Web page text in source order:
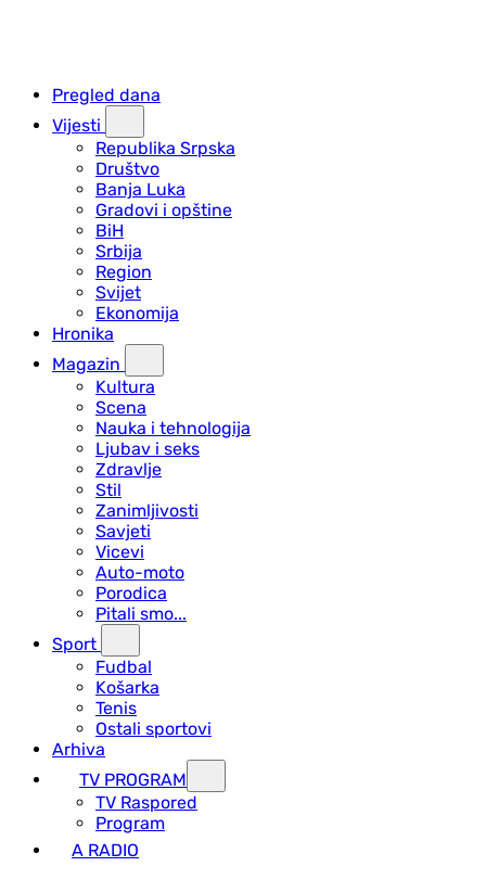
Pregled dana
Vijesti
Republika Srpska
Društvo
Banja Luka
Gradovi i opštine
BiH
Srbija
Region
Svijet
Ekonomija
Hronika
Magazin
Kultura
Scena
Nauka i tehnologija
Ljubav i seks
Zdravlje
Stil
Zanimljivosti
Savjeti
Vicevi
Auto-moto
Porodica
Pitali smo...
Sport
Fudbal
Košarka
Tenis
Ostali sportovi
Arhiva
TV PROGRAM
ТV Raspored
Program
A RADIO